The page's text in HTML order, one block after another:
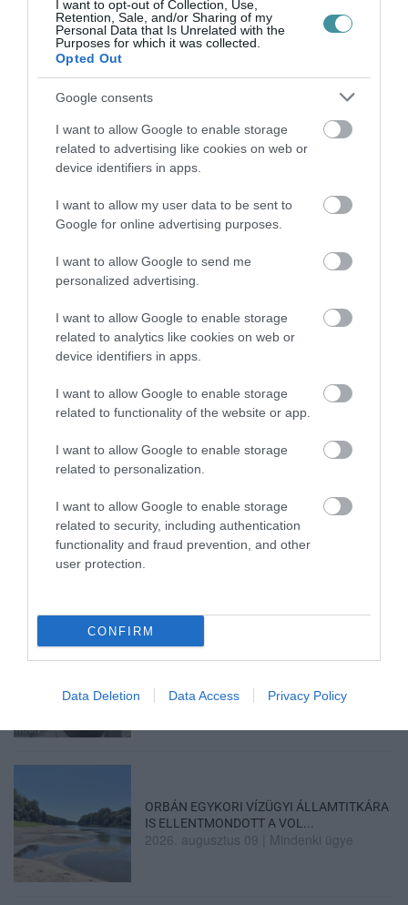
I want to opt-out of Collection, Use,
Retention, Sale, and/or Sharing of my
Personal Data that Is Unrelated with the
Purposes for which it was collected.
Opted Out
Google consents
I want to allow Google to enable storage
related to advertising like cookies on web or
device identifiers in apps.
I want to allow my user data to be sent to
Google for online advertising purposes.
I want to allow Google to send me
personalized advertising.
I want to allow Google to enable storage
related to analytics like cookies on web or
device identifiers in apps.
I want to allow Google to enable storage
related to functionality of the website or app.
I want to allow Google to enable storage
related to personalization.
I want to allow Google to enable storage
related to security, including authentication
functionality and fraud prevention, and other
user protection.
CONFIRM
Data Deletion Data Access Privacy Policy
2026. augusztus 10 Mindenki ügye
TALÁLKOZNAK A TISZA AKTIV...
2026. augusztus 10|Mindenki ügye
ELEKTROMOS KERÉKPÁRJAIBAN
2026. augusztus 10|Promóció
ELEKTROMOS ROLLERREL SZENVEDETT
SÚLYOS BALESETET EGY FÉRF...
2026. augusztus 10
AZ ENDODONCIÁBAN
ITTASAN RANDALÍROZOTT EGER
2026. augusztus 09 |Riasztó
ORBÁN EGYKORI VÍZÜGYI ÁLLAMTITKÁRA
IS ELLENTMONDOTT A VOL...
2026. augusztus 09 Mindenki ügye